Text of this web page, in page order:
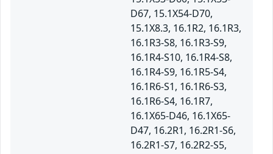
D67, 15.1X54-D70,
15.1X8.3, 16.1R2, 16.1R3,
16.1R3-S8, 16.1R3-S9,
16.1R4-S10, 16.1R4-S8,
16.1R4-S9, 16.1R5-S4,
16.1R6-S1, 16.1R6-S3,
16.1R6-S4, 16.1R7,
16.1X65-D46, 16.1X65-
D47, 16.2R1, 16.2R1-S6,
16.2R1-S7, 16.2R2-S5,